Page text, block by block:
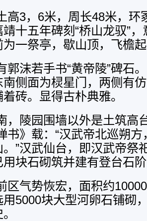
高3，6米，周长48米，环
十五年碑刻“桥山龙驭”，
为一祭亭，歇山顶，飞檐
郭沫若手书“黄帝陵”碑石
南侧面为棂星门，两侧有
砖。显得古朴典雅。
，陵园围墙以外是土筑高
书》载：“汉武帝北巡朔
”汉武仙台，即汉武帝祭
块石砌筑并建有登台石
区气势恢宏，面积约
用5000块大型河卵石铺砌